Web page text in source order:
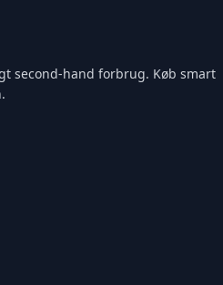
second-hand forbrug. Køb smart